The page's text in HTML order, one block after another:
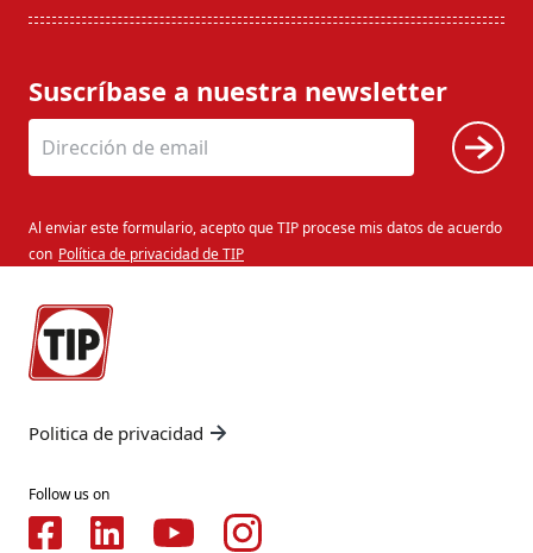
Suscríbase a nuestra newsletter
Al enviar este formulario, acepto que TIP procese mis datos de acuerdo
con Política de privacidad de TIP
Politica de privacidad
Follow us on